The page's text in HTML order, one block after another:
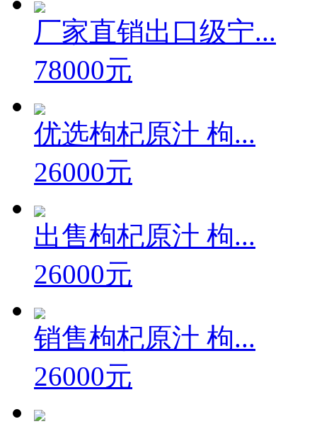
厂家直销出口级宁...
78000元
优选枸杞原汁 枸...
26000元
出售枸杞原汁 枸...
26000元
销售枸杞原汁 枸...
26000元